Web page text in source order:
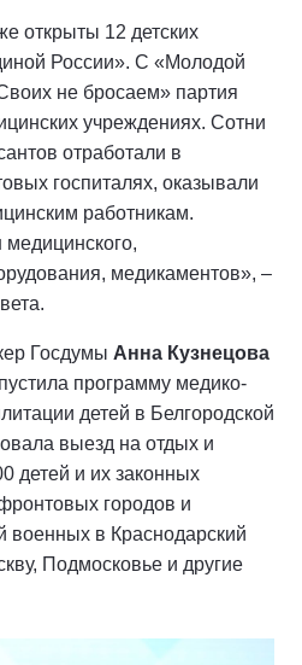
открыты 12 детских
России». С «Молодой
не бросаем» партия
учреждениях. Сотни
отработали в
госпиталях, оказывали
работникам.
медикаментов», –
Госдумы Анна Кузнецова
программу медико-
детей в Белгородской
выезд на отдых и
детей и их законных
городов и
военных в Краснодарский
Подмосковье и другие